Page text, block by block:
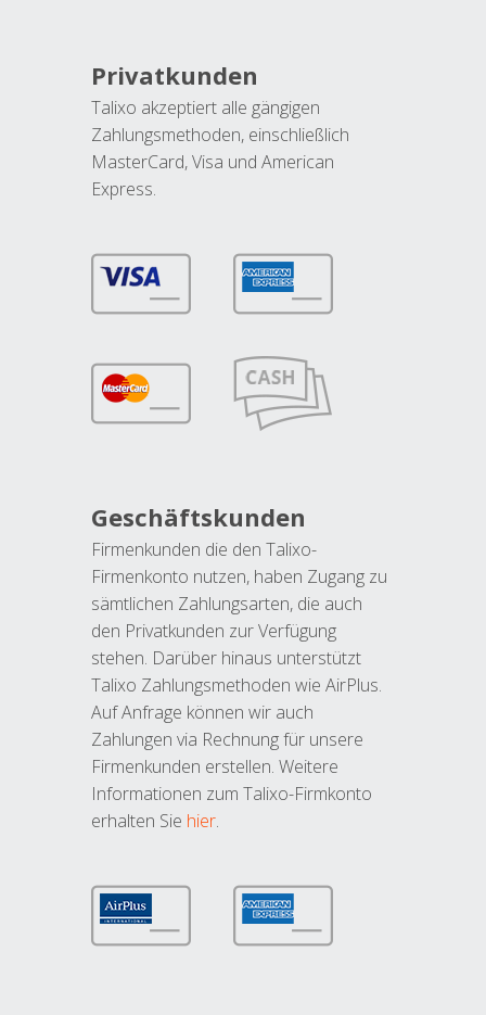
Privatkunden
Talixo akzeptiert alle gängigen
Zahlungsmethoden, einschließlich
MasterCard, Visa und American
Express.
Geschäftskunden
Firmenkunden die den Talixo-
Firmenkonto nutzen, haben Zugang zu
sämtlichen Zahlungsarten, die auch
den Privatkunden zur Verfügung
stehen. Darüber hinaus unterstützt
Talixo Zahlungsmethoden wie AirPlus.
Auf Anfrage können wir auch
Zahlungen via Rechnung für unsere
Firmenkunden erstellen. Weitere
Informationen zum Talixo-Firmkonto
erhalten Sie hier.